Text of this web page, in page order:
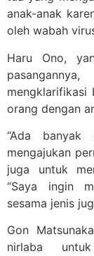
anak-anak
oleh wabah
Haru Ono,
mengklarifikasi
orang dengan
“Ada banyak
mengajukan
juga untuk
“Saya ingin
sesama jenis
Gon
nirlaba